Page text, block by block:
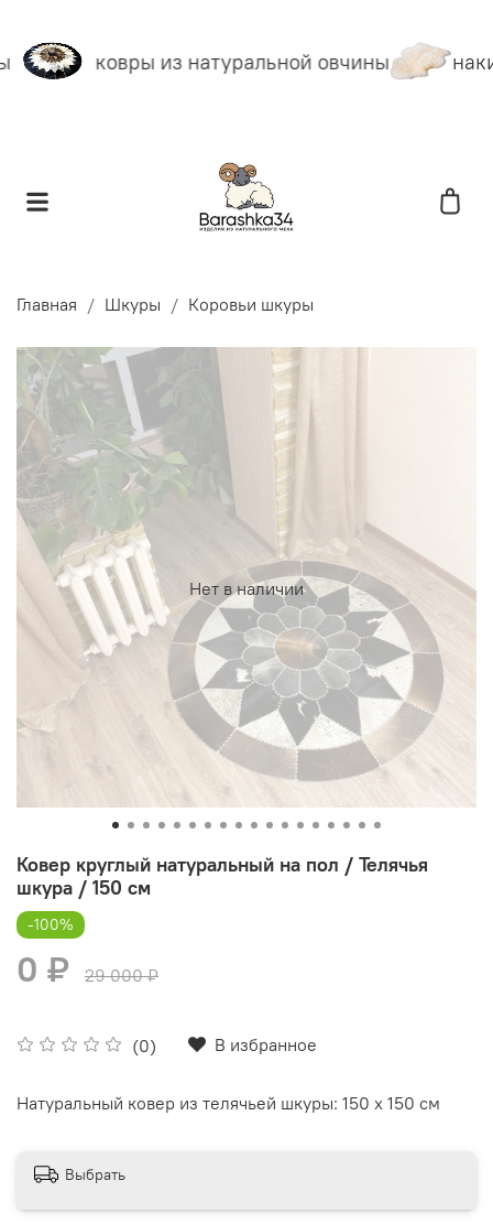
ковры из натуральной овчины
Главная Шкуры Коровьи шкуры
Нет в наличии
Ковер круглый натуральный на пол / Телячья
шкура / 150 см
(0) В избранное
-100%
0 ₽ 29 000 ₽
Натуральный ковер из телячьей шкуры: 150 х 150 см
Выбрать